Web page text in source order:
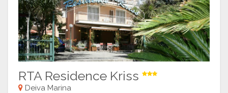
RTA Residence Kriss
Deiva Marina